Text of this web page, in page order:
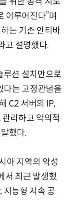
이루어진다”며
는 기존 안티바
고 설명했다.
루션 설치만으로
다는 고정관념을
C2 서버의 IP,
리하고 악의적
했다.
아 지역의 악성
서 최근 발생했
능형 지속 공